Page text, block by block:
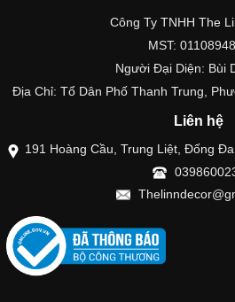
Công Ty TNHH The
MST:
Người Đại Diện: Bùi
Địa Chỉ: Tổ Dân Phố Thanh Trung,
Liên hệ
191 Hoàng Cầu, Trung Liệt, Đống